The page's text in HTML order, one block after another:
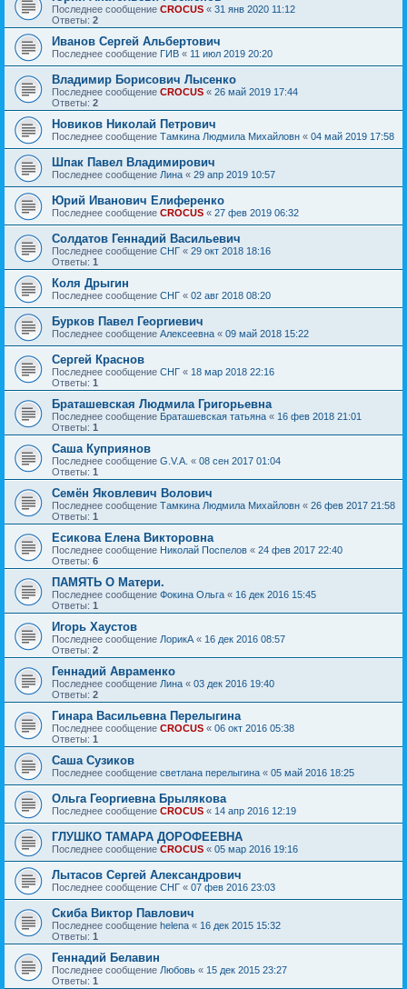
Последнее сообщение CROCUS « 31 янв 2020 11:12
Ответы: 2
Иванов Сергей Альбертович
Последнее сообщение ГИВ « 11 июл 2019 20:20
Владимир Борисович Лысенко
Последнее сообщение CROCUS « 26 май 2019 17:44
Ответы: 2
Новиков Николай Петрович
Последнее сообщение Тамкина Людмила Михайловн « 04 май 2019 17:58
Шпак Павел Владимирович
Последнее сообщение Лина « 29 апр 2019 10:57
Юрий Иванович Елиференко
Последнее сообщение CROCUS « 27 фев 2019 06:32
Солдатов Геннадий Васильевич
Последнее сообщение СНГ « 29 окт 2018 18:16
Ответы: 1
Коля Дрыгин
Последнее сообщение СНГ « 02 авг 2018 08:20
Бурков Павел Георгиевич
Последнее сообщение Алексеевна « 09 май 2018 15:22
Сергей Краснов
Последнее сообщение СНГ « 18 мар 2018 22:16
Ответы: 1
Браташевская Людмила Григорьевна
Последнее сообщение Браташевская татьяна « 16 фев 2018 21:01
Ответы: 1
Саша Куприянов
Последнее сообщение G.V.A. « 08 сен 2017 01:04
Ответы: 1
Семён Яковлевич Волович
Последнее сообщение Тамкина Людмила Михайловн « 26 фев 2017 21:58
Ответы: 1
Есикова Елена Викторовна
Последнее сообщение Николай Поспелов « 24 фев 2017 22:40
Ответы: 6
ПАМЯТЬ О Матери.
Последнее сообщение Фокина Ольга « 16 дек 2016 15:45
Ответы: 1
Игорь Хаустов
Последнее сообщение ЛорикА « 16 дек 2016 08:57
Ответы: 2
Геннадий Авраменко
Последнее сообщение Лина « 03 дек 2016 19:40
Ответы: 2
Гинара Васильевна Перелыгина
Последнее сообщение CROCUS « 06 окт 2016 05:38
Ответы: 1
Саша Сузиков
Последнее сообщение светлана перелыгина « 05 май 2016 18:25
Ольга Георгиевна Брылякова
Последнее сообщение CROCUS « 14 апр 2016 12:19
ГЛУШКО ТАМАРА ДОРОФЕЕВНА
Последнее сообщение CROCUS « 05 мар 2016 19:16
Лытасов Сергей Александрович
Последнее сообщение СНГ « 07 фев 2016 23:03
Скиба Виктор Павлович
Последнее сообщение helena « 16 дек 2015 15:32
Ответы: 1
Геннадий Белавин
Последнее сообщение Любовь « 15 дек 2015 23:27
Ответы: 1